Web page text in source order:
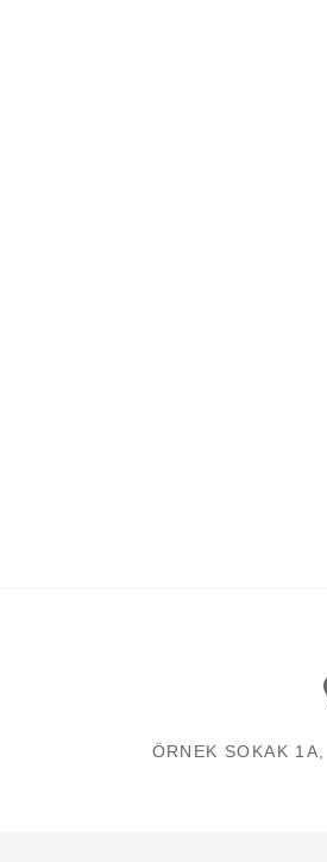
ÖRNEK SOKAK